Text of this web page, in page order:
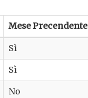
Mese Precendente
Sì
Sì
No